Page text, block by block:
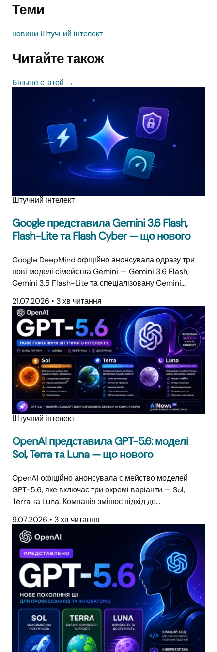
Теми
новини Штучний інтелект
Читайте також
Більше статей →
Штучний інтелект
Google представила Gemini 3.6 Flash,
Flash-Lite та Flash Cyber — що нового
Google DeepMind офіційно анонсувала одразу три
нові моделі сімейства Gemini — Gemini 3.6 Flash,
Gemini 3.5 Flash-Lite та спеціалізовану Gemini…
21.07.2026 • 3 хв читання
Штучний інтелект
OpenAI представила GPT-5.6: моделі
Sol, Terra та Luna — що нового
OpenAI офіційно анонсувала сімейство моделей
GPT-5.6, яке включає три окремі варіанти — Sol,
Terra та Luna. Компанія змінює підхід до…
9.07.2026 • 3 хв читання